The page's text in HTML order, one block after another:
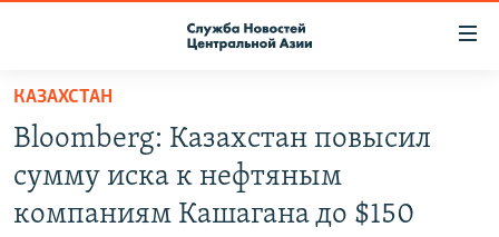
Вернуться
основному
содержанию
Вернутся
О ПРОЕКТЕ
КОНТАКТЫ
КАЗАХСТАН
Bloomberg: Казахстан повысил
сумму иска к нефтяным
компаниям Кашагана до $150